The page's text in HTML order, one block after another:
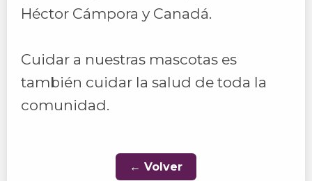
Héctor Cámpora y Canadá.
Cuidar a nuestras mascotas es
también cuidar la salud de toda la
comunidad.
← Volver